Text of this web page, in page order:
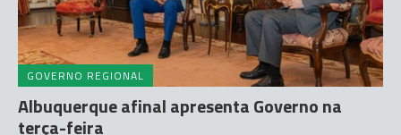
GOVERNO REGIONAL
Albuquerque afinal apresenta Governo na
terça-feira